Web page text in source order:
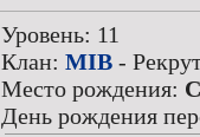
Уровень: 11
Клан: MIB -
Место рождения:
День рождения